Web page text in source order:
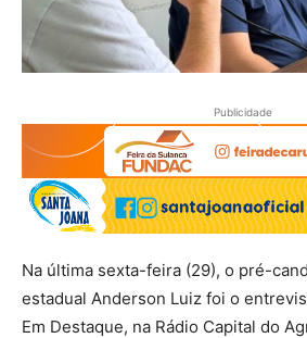
Publicidade
Na última sexta-feira (29), o pré-
estadual Anderson Luiz foi o
Em Destaque, na Rádio Capital do